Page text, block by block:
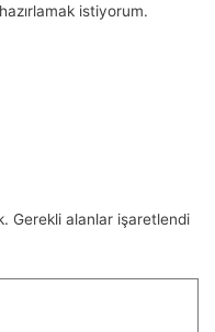
istiyorum.
Gerekli alanlar işaretlendi